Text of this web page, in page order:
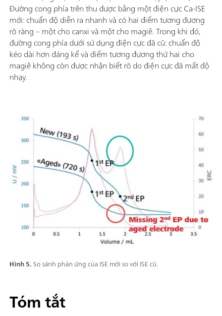
Đường cong phía trên thu được bằng một điện cực Ca-ISE
mới: chuẩn độ diễn ra nhanh và có hai điểm tương đương
rõ ràng – một cho canxi và một cho magiê. Trong khi đó,
đường cong phía dưới sử dụng điện cực đã cũ: chuẩn độ
kéo dài hơn đáng kể và điểm tương đương thứ hai cho
magiê không còn được nhận biết rõ do điện cực đã mất độ
nhạy.
Hình 5.So sánh phản ứng của ISE mới so với ISE cũ.
Tóm tắt